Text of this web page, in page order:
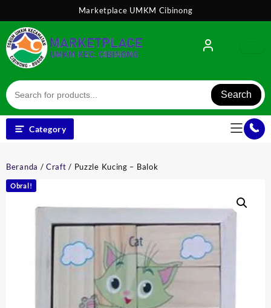
content
Marketplace UMKM Cibinong
Search
Category
Beranda /Craft / Puzzle Kucing – Balok
Obral!